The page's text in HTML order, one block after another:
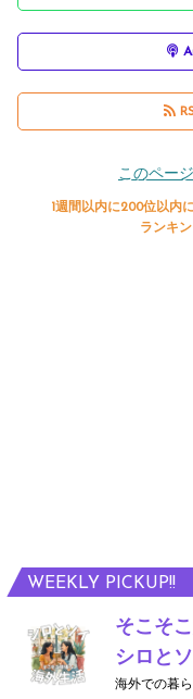
WEEKLY PICKUP!!
そこそ
シロと
海外での暮
このペー
1週間以内に200位以内
ランキ